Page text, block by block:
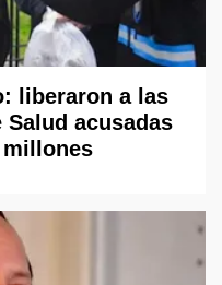
liberaron a las
acusadas
millones